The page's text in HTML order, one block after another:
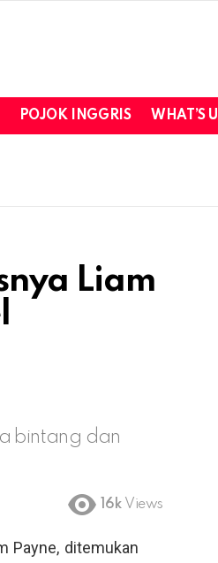
POJOK INGGRIS WHAT’S
Liam
bintang dan
16k Views
Payne, ditemukan